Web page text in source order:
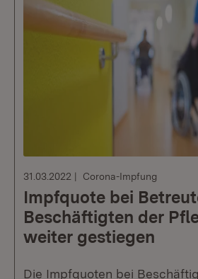
31.03.2022 Corona-Impfung
Impfquote bei
Beschäftigten der
weiter gestiegen
Die Impfquoten bei